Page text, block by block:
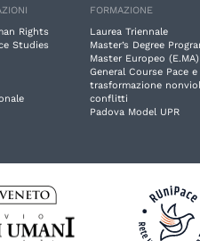
Rights
Studies
FORMAZIONE
Laurea Triennale
Master’s Degree
Master Europeo (E.MA)
General Course Pace e
trasformazione
conflitti
Padova Model UPR